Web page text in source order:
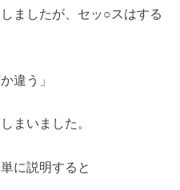
ましたが、セッ○スはする
違う」
まいました。
に説明すると